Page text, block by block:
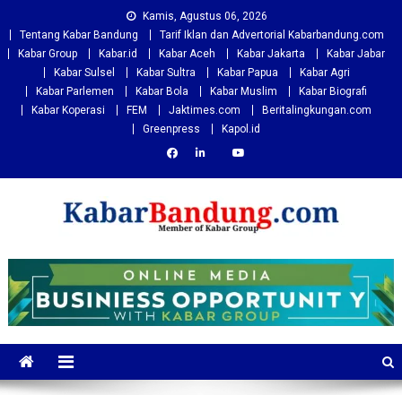
to
content
Kamis, Agustus 06, 2026
Tentang Kabar Bandung
Tarif Iklan dan Advertorial Kabarbandung.com
Kabar Group
Kabar.id Kabar Aceh Kabar Jakarta
Kabar Jabar
Kabar Sulsel
Kabar Sultra Kabar Papua
Kabar Agri
Kabar Parlemen
Kabar Bola Kabar Muslim
Kabar Biografi
Kabar Koperasi
FEM Jaktimes.com
Beritalingkungan.com
Greenpress
Kapol.id
Kabarbandung.com